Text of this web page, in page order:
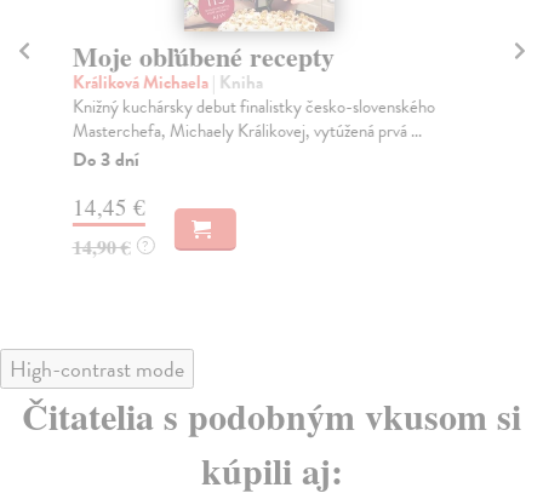
Moje obľúbené recepty
Králiková Michaela| Kniha
Knižný kuchársky debut finalistky česko-slovenského
Masterchefa, Michaely Králikovej, vytúžená prvá ...
Do 3 dní
14,45 €
14,90 € ?
High-contrast mode
Čitatelia s podobným vkusom si
kúpili aj: